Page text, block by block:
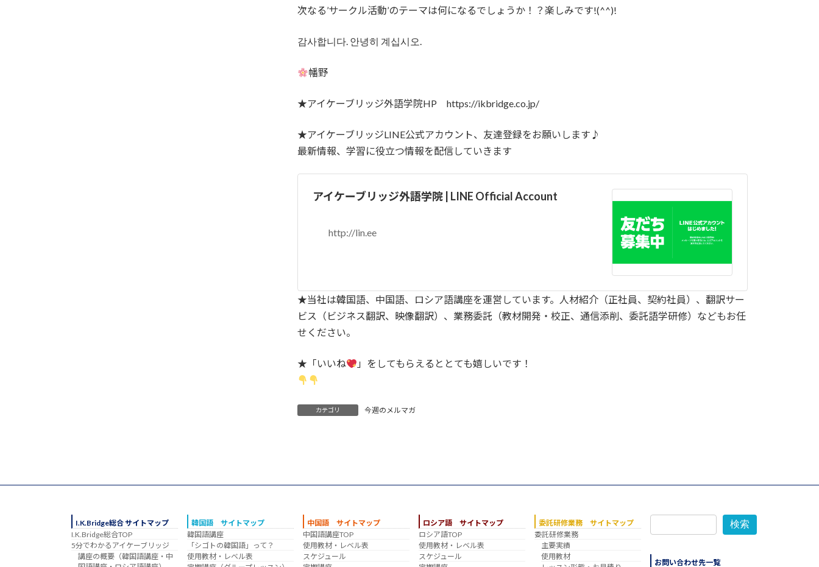
次なる’サークル活動’のテーマは何になるでしょうか！？楽しみです!(^^)!
감사합니다. 안녕히 계십시오.
幡野
★アイケーブリッジ外語学院HP https://ikbridge.co.jp/
★アイケーブリッジLINE公式アカウント、友達登録をお願いします♪
最新情報、学習に役立つ情報を配信していきます
アイケーブリッジ外語学院 | LINE Official Account
http://lin.ee
★当社は韓国語、中国語、ロシア語講座を運営しています。人材紹介（正社員、契約社員）、翻訳サー
ビス（ビジネス翻訳、映像翻訳）、業務委託（教材開発・校正、通信添削、委託語学研修）などもお任
せください。
★「いいね 」をしてもらえるととても嬉しいです！
カテゴリ 今週のメルマガ
I.K.Bridge総合 サイトマップ
I.K.Bridge総合TOP
5分でわかるアイケーブリッジ
講座の概要（韓国語講座・中
韓国語 サイトマップ
韓国語講座
「シゴトの韓国語」って？
使用教材・レベル表
中国語 サイトマップ
中国語講座TOP
使用教材・レベル表
スケジュール
ロシア語 サイトマップ
ロシア語TOP
使用教材・レベル表
スケジュール
委託研修業務 サイトマップ
委託研修業務
主要実績
使用教材
検索
お問い合わせ先一覧